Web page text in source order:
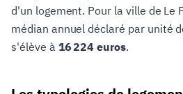
d'un logement. Pour la ville de Le
médian annuel déclaré par unité
s'élève à 16 224 euros.